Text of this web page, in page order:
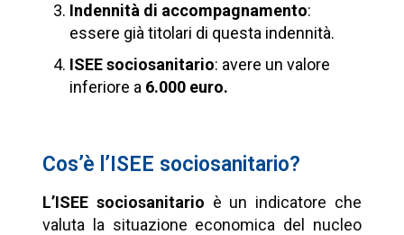
Indennità di accompagnamento:
essere già titolari di questa indennità.
ISEE sociosanitario: avere un valore
inferiore a 6.000 euro.
Cos’è l’ISEE sociosanitario?
L’ISEE sociosanitario è un indicatore che
valuta la situazione economica del nucleo